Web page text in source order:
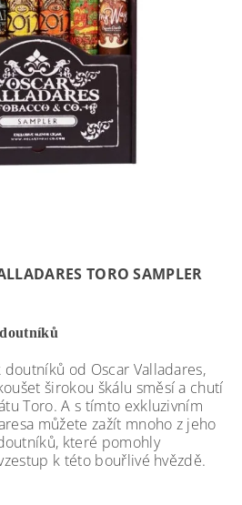
TORO SAMPLER
doutníků od Oscar Valladares,
širokou škálu směsí a chutí
Toro. A s tímto exkluzivním
můžete zažít mnoho z jeho
které pomohly
k této bouřlivé hvězdě.